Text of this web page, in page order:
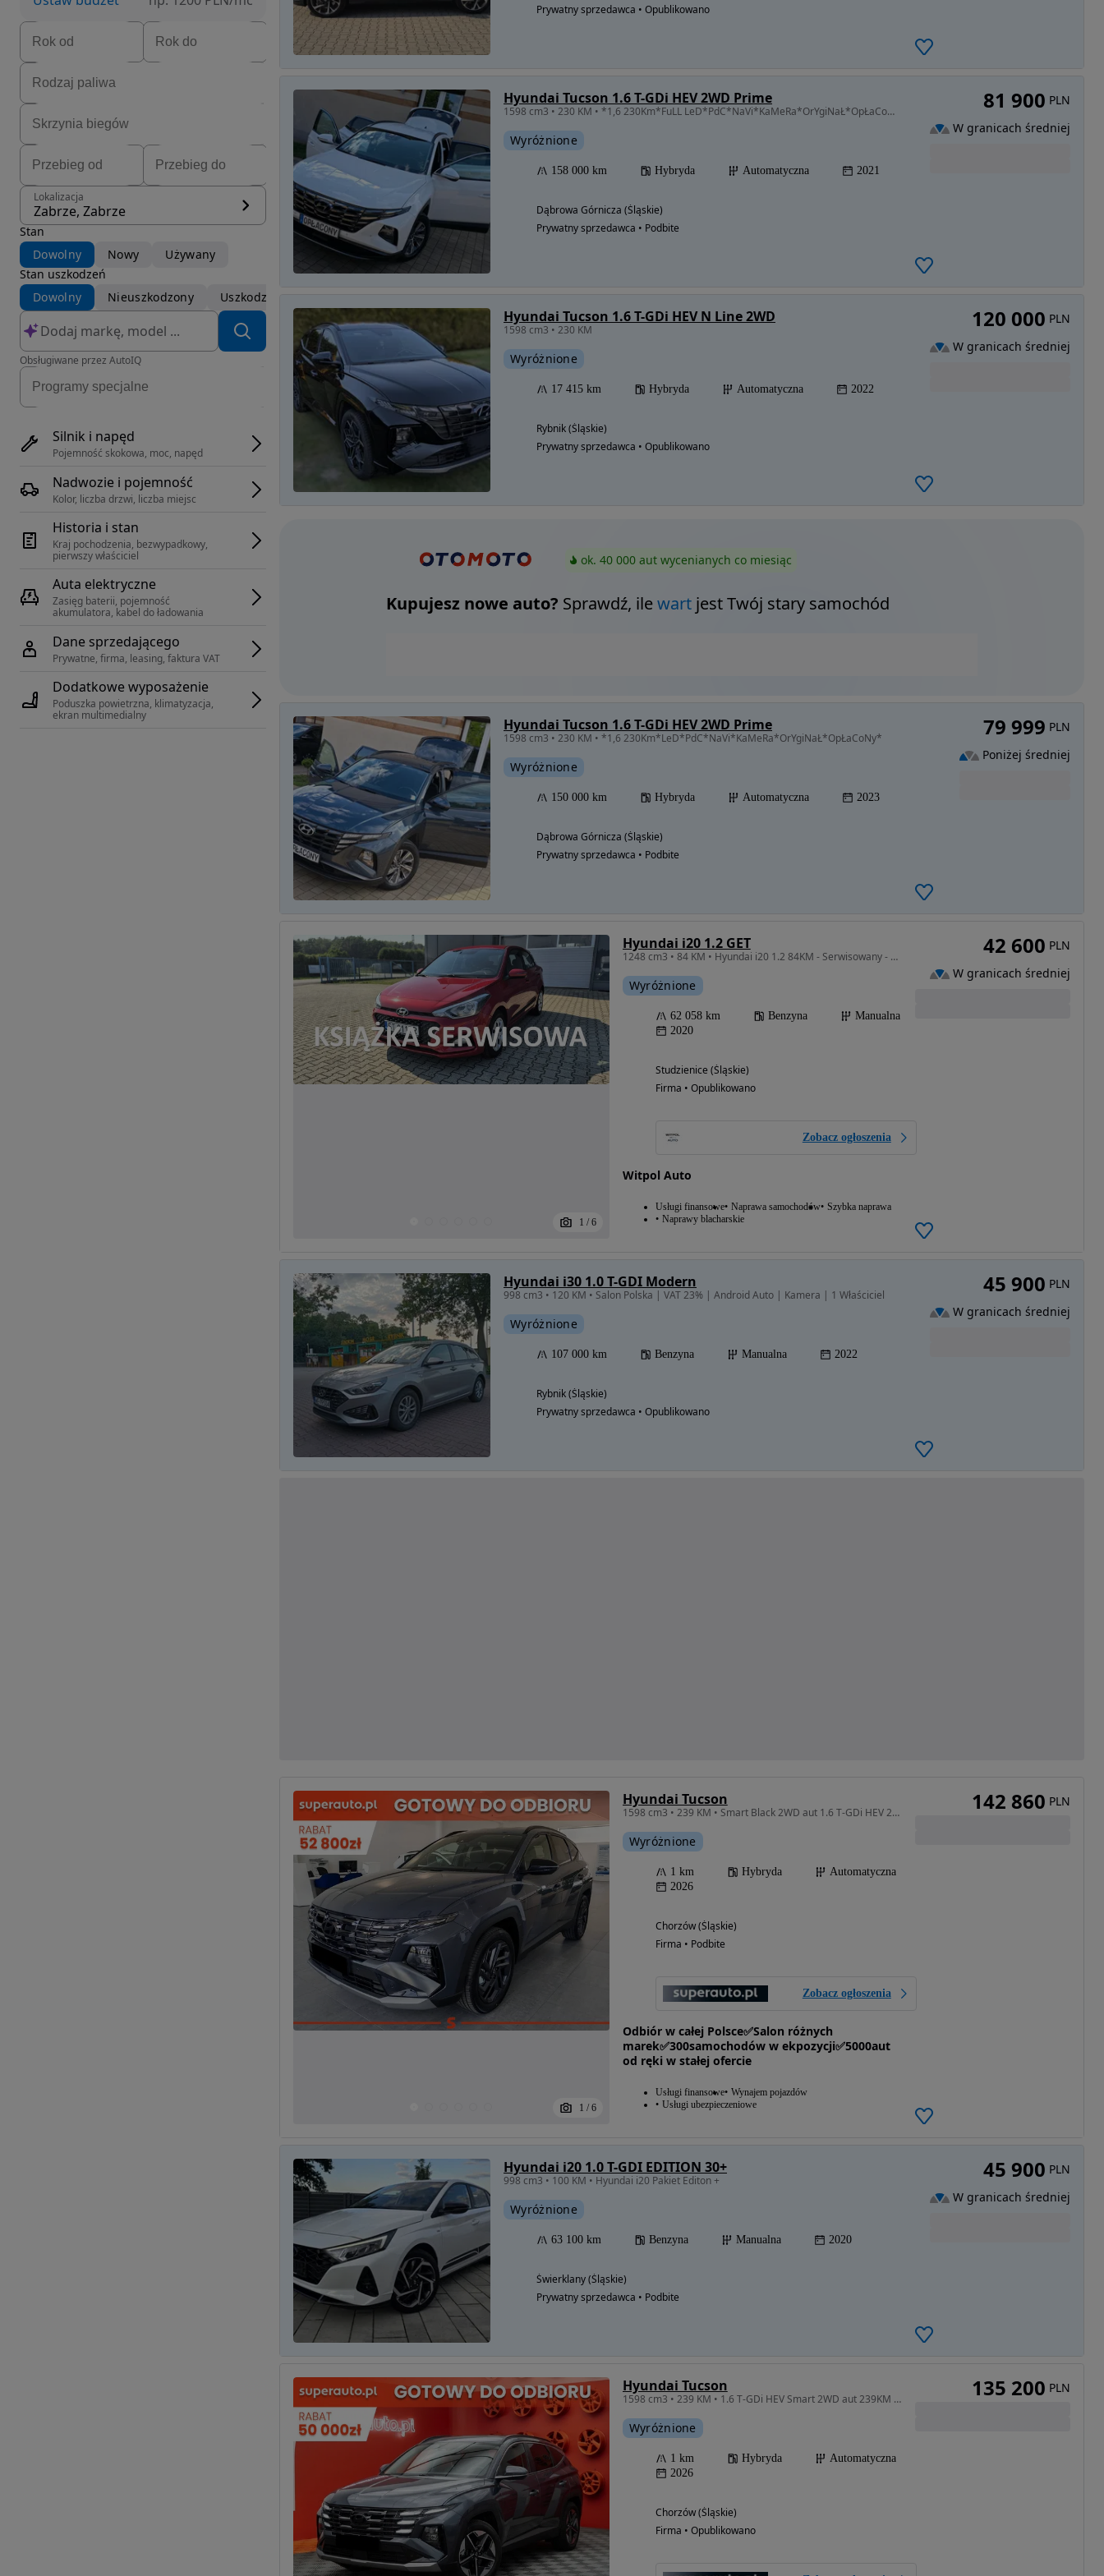
Lokalizacja
Zabrze, Zabrze
Stan
Dowolny
Nowy
Używany
Stan uszkodzeń
Dowolny
Nieuszkodzony Uszkodzony
Obsługiwane przez AutoIQ
Silnik i napęd
Pojemność skokowa, moc, napęd
Nadwozie i pojemność
Kolor, liczba drzwi, liczba miejsc
Historia i stan
Kraj pochodzenia, bezwypadkowy,
pierwszy właściciel
Auta elektryczne
Zasięg baterii, pojemność
akumulatora, kabel do ładowania
Dane sprzedającego
Prywatne, firma, leasing, faktura VAT
Dodatkowe wyposażenie
Poduszka powietrzna, klimatyzacja,
ekran multimedialny
Prywatny sprzedawca • Opublikowano
Hyundai Tucson 1.6 T-GDi HEV 2WD Prime
1598 cm3 • 230 KM • *1,6 230Km*FuLL LeD*PdC*NaVi*KaMeRa*OrYgiNaŁ*OpŁaCoNy*
Wyróżnione
158 000 km Hybryda Automatyczna 2021
Dąbrowa Górnicza (Śląskie)
Prywatny sprzedawca • Podbite
81 900 PLN
W granicach średniej
Hyundai Tucson 1.6 T-GDi HEV N Line 2WD
1598 cm3 • 230 KM
Wyróżnione
17 415 km Hybryda Automatyczna 2022
Rybnik (Śląskie)
Prywatny sprzedawca • Opublikowano
120 000 PLN
W granicach średniej
ok. 40 000 aut wycenianych co miesiąc
Kupujesz nowe auto? Sprawdź, ilewartjest Twój stary samochód
Hyundai Tucson 1.6 T-GDi HEV 2WD Prime
1598 cm3 • 230 KM • *1,6 230Km*LeD*PdC*NaVi*KaMeRa*OrYgiNaŁ*OpŁaCoNy*
Wyróżnione
150 000 km Hybryda Automatyczna 2023
Dąbrowa Górnicza (Śląskie)
Prywatny sprzedawca • Podbite
79 999 PLN
Poniżej średniej
1 / 6
Hyundai i20 1.2 GET
1248 cm3 • 84 KM • Hyundai i20 1.2 84KM - Serwisowany - Polska
Wyróżnione
62 058 km Benzyna
Manualna
2020
Studzienice (Śląskie)
Firma • Opublikowano
Zobacz ogłoszenia
Witpol Auto
Usługi finansowe Naprawa samochodów Szybka naprawa
Naprawy blacharskie
42 600 PLN
W granicach średniej
Hyundai i30 1.0 T-GDI Modern
998 cm3 • 120 KM • Salon Polska | VAT 23% | Android Auto | Kamera | 1 Właściciel
Wyróżnione
107 000 km Benzyna Manualna 2022
Rybnik (Śląskie)
Prywatny sprzedawca • Opublikowano
45 900 PLN
W granicach średniej
1 / 6
Hyundai Tucson
1598 cm3 • 239 KM • Smart Black 2WD aut 1.6 T-GDi HEV 239KM |Inteligentna klapa bagażnika|
Wyróżnione
1 km Hybryda
Automatyczna
2026
Chorzów (Śląskie)
Firma • Podbite
Zobacz ogłoszenia
Odbiór w całej Polsce✅Salon różnych
marek✅300samochodów w ekpozycji✅5000aut
od ręki w stałej ofercie
Usługi finansowe Wynajem pojazdów
Usługi ubezpieczeniowe
142 860 PLN
Hyundai i20 1.0 T-GDI EDITION 30+
998 cm3 • 100 KM • Hyundai i20 Pakiet Editon +
Wyróżnione
63 100 km Benzyna Manualna 2020
Świerklany (Śląskie)
Prywatny sprzedawca • Podbite
45 900 PLN
W granicach średniej
Hyundai Tucson
1598 cm3 • 239 KM • 1.6 T-GDi HEV Smart 2WD aut 239KM |Pakiet LED|
Wyróżnione
1 km Hybryda
Automatyczna
2026
Chorzów (Śląskie)
Firma • Opublikowano
135 200 PLN